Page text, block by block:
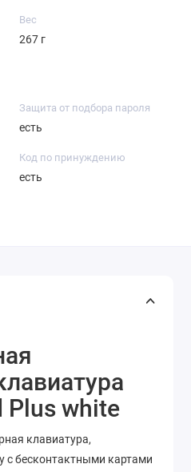
Вес
267 г
Защита от подбора пароля
есть
Код по принуждению
есть
Plus white
клавиатура,
бесконтактными картами